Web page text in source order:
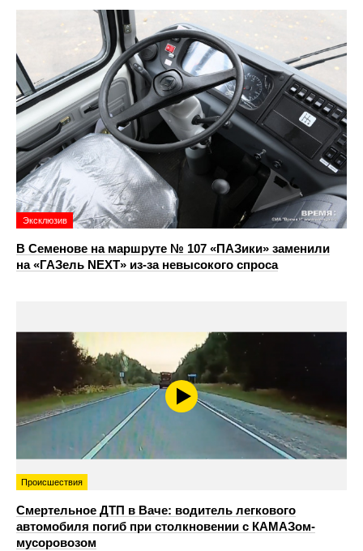
Эксклюзив
В Семенове на маршруте № 107 «ПАЗики» заменили
на «ГАЗель NEXT» из‑за невысокого спроса
Происшествия
Смертельное ДТП в Ваче: водитель легкового
автомобиля погиб при столкновении с КАМАЗом-
мусоровозом